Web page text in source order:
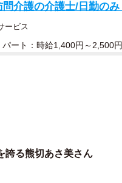
介護の介護士/日勤のみ
ービス
パート：時給1,400円～2,500円
誇る熊切あさ美さん